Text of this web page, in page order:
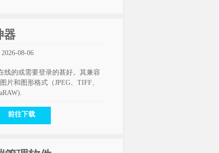
器
08-06
线的或需要登录的甚好。其兼容
片和图形格式（JPEG、TIFF、
前往下载